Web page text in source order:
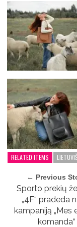
RELATED ITEMS
← Previous
Sporto prekių
„4F“ pradeda
kampaniją „Mes
komanda“